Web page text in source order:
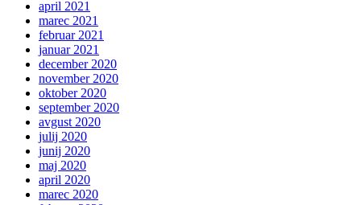
april 2021
marec 2021
februar 2021
januar 2021
december 2020
november 2020
oktober 2020
september 2020
avgust 2020
julij 2020
junij 2020
maj 2020
april 2020
marec 2020